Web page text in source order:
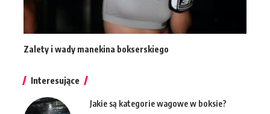
Zalety i wady manekina bokserskiego
Interesujące
Jakie są kategorie wagowe w boksie?